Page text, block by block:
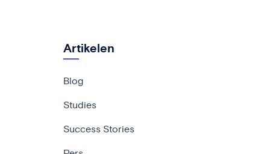
Artikelen
Blog
Studies
Success Stories